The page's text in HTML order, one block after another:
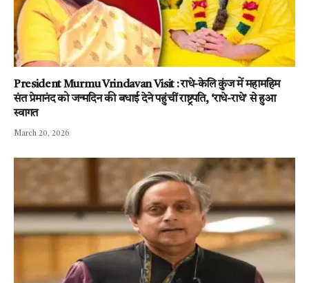
President Murmu Vrindavan Visit : राधे-केलि कुंज में महामहिम
संत प्रेमानंद को जन्मदिन की बधाई देने पहुंचीं राष्ट्रपति, ‘राधे-राधे’ से हुआ
स्वागत
March 20, 2026